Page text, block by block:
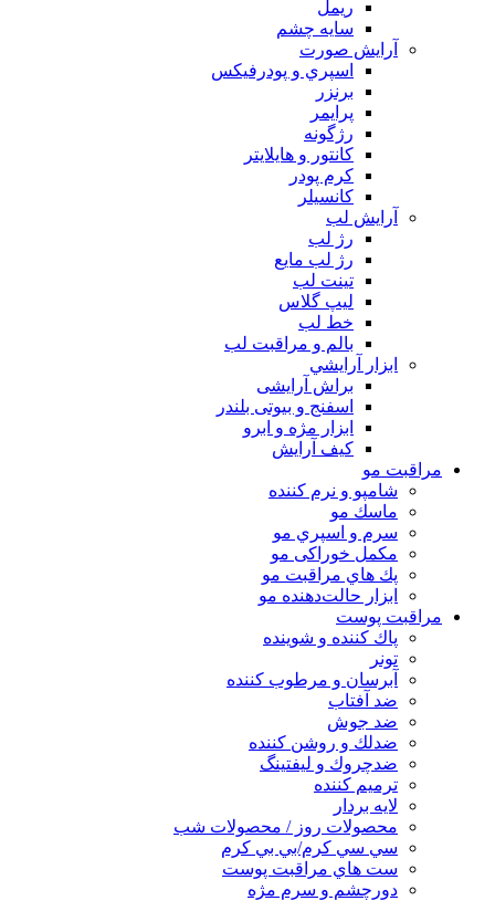
ريمل
سايه چشم
آرايش صورت
اسپري و پودرفيكس
برنزر
پرايمر
رژگونه
كانتور و هايلايتر
كرم پودر
كانسيلر
آرايش لب
رژ لب
رژ لب مایع
تینت لب
لیپ گلاس
خط لب
بالم و مراقبت لب
ابزار آرايشي
براش آرایشی
اسفنج و بیوتی بلندر
ابزار مژه و ابرو
کیف آرایش
مراقبت مو
شامپو و نرم كننده
ماسك مو
سرم و اسپري مو
مكمل خوراكی مو
پك هاي مراقبت مو
ابزار حالت‌دهنده مو
مراقبت پوست
پاك كننده و شوينده
تونر
آبرسان و مرطوب كننده
ضد آفتاب
ضد جوش
ضدلك و روشن كننده
ضدچروك و ليفتينگ
ترميم كننده
لايه بردار
محصولات روز / محصولات شب
سي سي كرم/بي بي كرم
ست هاي مراقبت پوست
دورچشم و سرم مژه